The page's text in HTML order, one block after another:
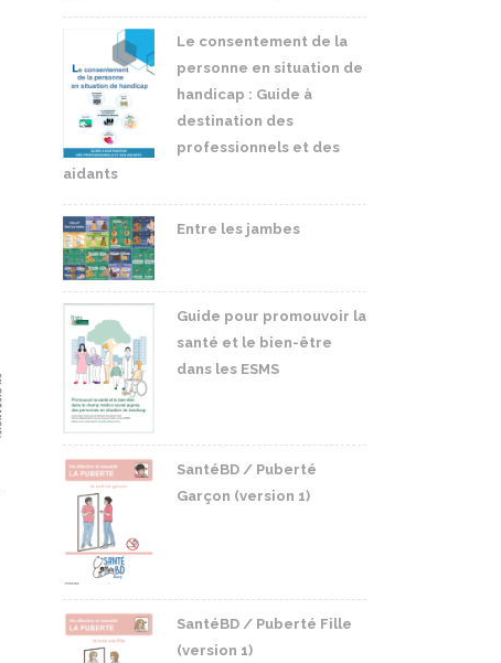
Le consentement de la
personne en situation de
handicap : Guide à
destination des
professionnels et des
aidants
Entre les jambes
Guide pour promouvoir la
santé et le bien-être
dans les ESMS
SantéBD / Puberté
Garçon (version 1)
SantéBD / Puberté Fille
(version 1)